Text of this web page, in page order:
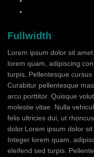
Fullwidth
Lorem ipsum dolor sit
lorem quam, adipiscing
turpis. Pellentesque
Curabitur pellentesque
arcu porttitor. Quisque
molestie vitae. Nulla
felis ultricies dui, ut
dolor.Lorem ipsum dolor
Integer lorem quam,
eleifend sed turpis.